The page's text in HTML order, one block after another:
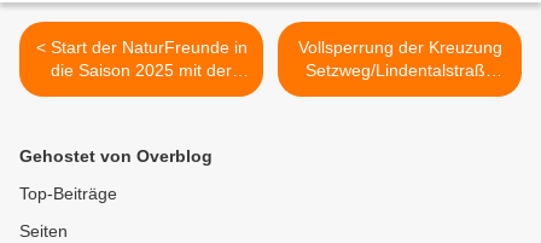
< Start der NaturFreunde in
die Saison 2025 mit der
Hütteneröffnung am 1. Mai
Vollsperrung der Kreuzung
Setzweg/Lindentalstraße
dauert noch bis Ende
Gehostet von Overblog
Top-Beiträge
Seiten